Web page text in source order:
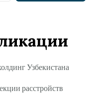
Узбекистана
расстройств